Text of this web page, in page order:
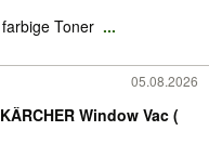
Toner ...
05.08.2026
Window Vac (